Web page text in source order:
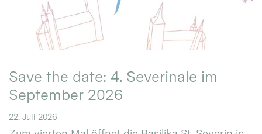
Save the date: 4. Severinale im
September 2026
22. Juli 2026